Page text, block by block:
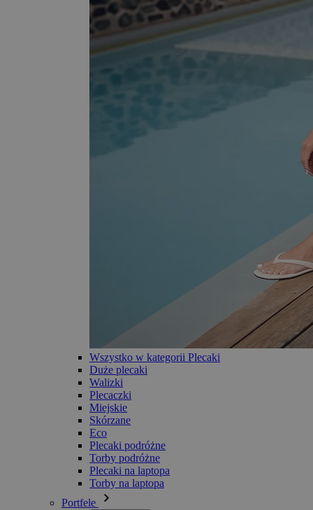
Wszystko w kategorii Plecaki
Duże plecaki
Walizki
Plecaczki
Miejskie
Skórzane
Eco
Plecaki podróżne
Torby podróżne
Plecaki na laptopa
Torby na laptopa
Portfele